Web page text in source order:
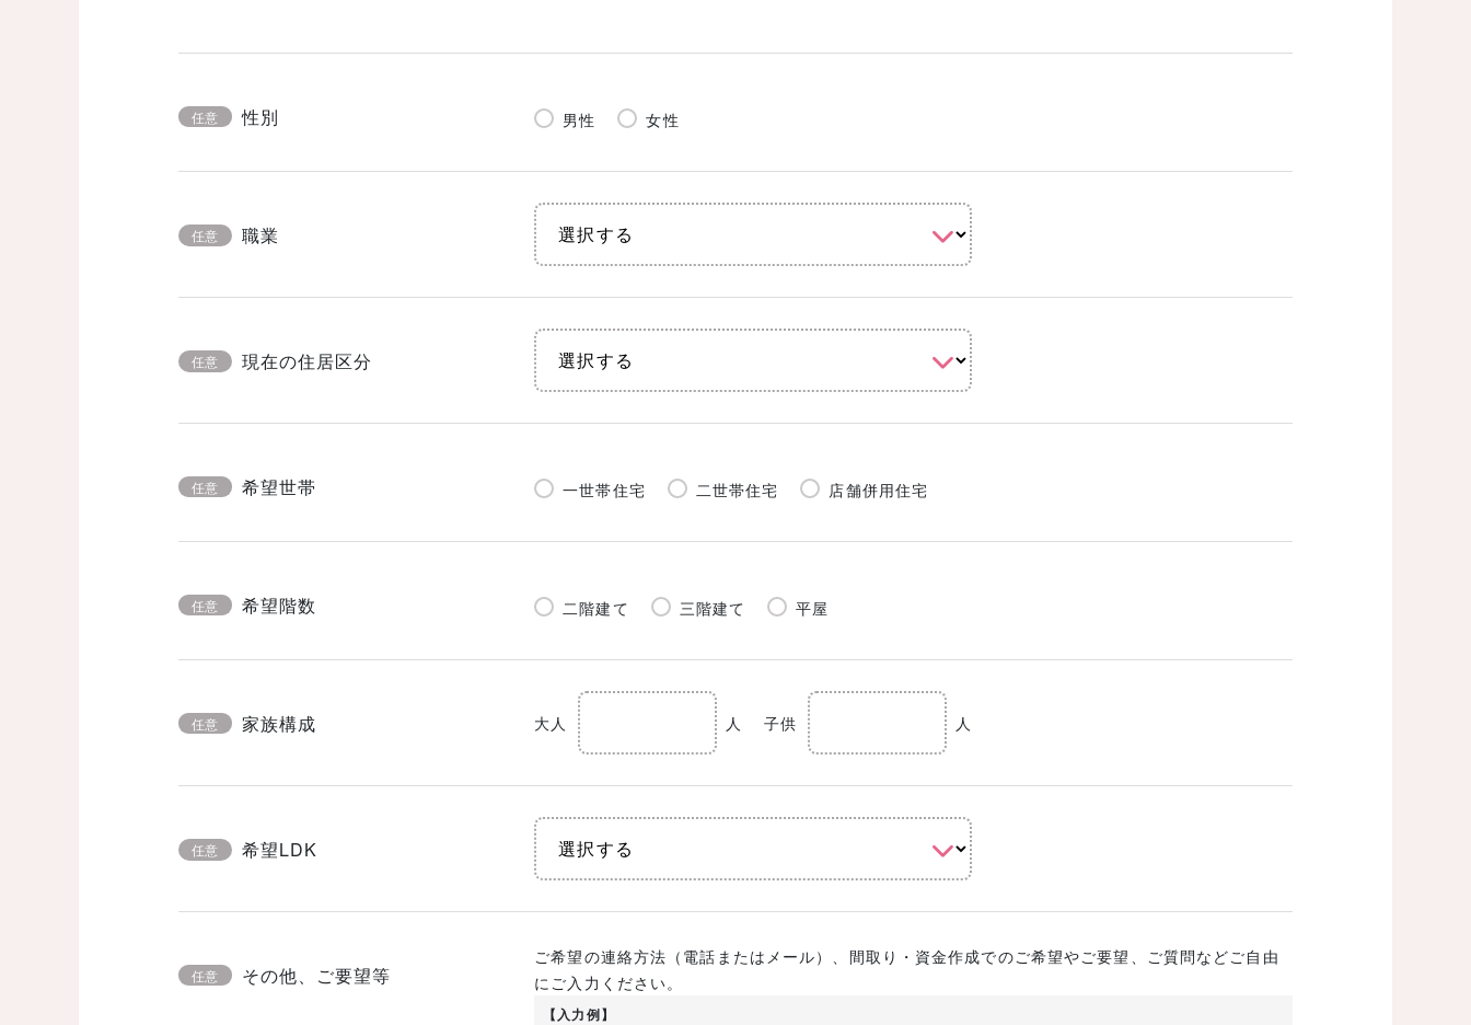
任意 性別 男性 女性
任意 職業
任意 現在の住居区分
任意 希望世帯 一世帯住宅 二世帯住宅 店舗併用住宅
任意 希望階数 二階建て 三階建て 平屋
任意 家族構成 大人 人 子供 人
任意 希望LDK
任意 その他、ご要望等
ご希望の連絡方法（電話またはメール）、間取り・資金作成でのご希望やご要望、ご質問などご自由
にご入力ください。
【入力例】